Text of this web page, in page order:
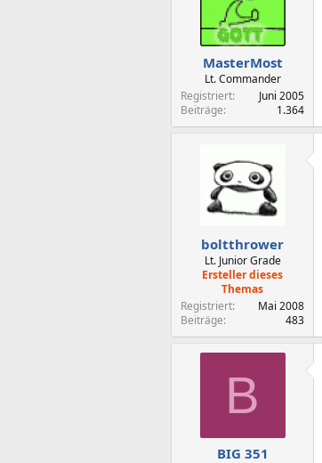
MasterMost
Lt. Commander
Registriert
Juni 2005
Beiträge
1.364
boltthrower
Lt. Junior Grade
Ersteller dieses
Themas
Registriert
Mai 2008
Beiträge
483
B
BIG 351